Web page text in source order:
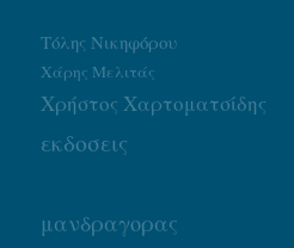
Τόλης Νικηφόρου
Χάρης Μελιτάς
Χρήστος Χαρτοματσίδης
εκδοσεις
μανδραγορας